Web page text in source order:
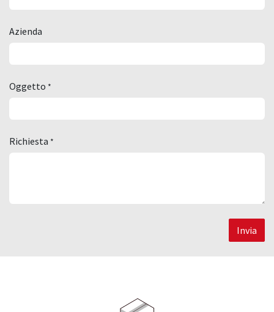
Azienda
Oggetto *
Richiesta *
Invia